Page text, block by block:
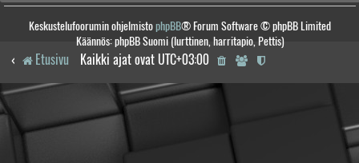
Keskustelufoorumin ohjelmistophpBB® Forum Software © phpBB Limited
Käännös: phpBB Suomi (lurttinen, harritapio, Pettis)
Etusivu Kaikki ajat ovat UTC+03:00